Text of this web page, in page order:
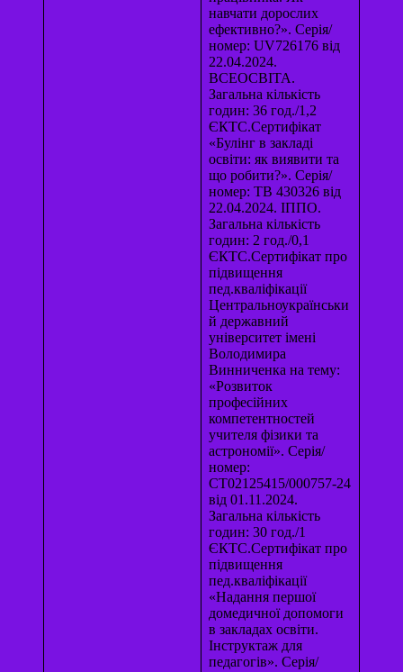
навчати дорослих
ефективно?». Серія/
номер: UV726176 від
22.04.2024.
ВСЕОСВІТА.
Загальна кількість
годин: 36 год./1,2
ЄКТС.Сертифікат
«Булінг в закладі
освіти: як виявити та
що робити?». Серія/
номер: ТВ 430326 від
22.04.2024. ІППО.
Загальна кількість
годин: 2 год./0,1
ЄКТС.Сертифікат про
підвищення
пед.кваліфікації
Центральноукраїнськи
й державний
університет імені
Володимира
Винниченка на тему:
«Розвиток
професійних
компетентностей
учителя фізики та
астрономії». Серія/
номер:
СТ02125415/000757-24
від 01.11.2024.
Загальна кількість
годин: 30 год./1
ЄКТС.Сертифікат про
підвищення
пед.кваліфікації
«Надання першої
домедичної допомоги
в закладах освіти.
Інструктаж для
педагогів». Серія/